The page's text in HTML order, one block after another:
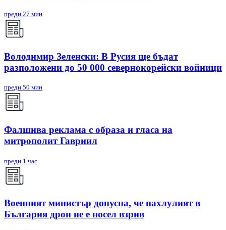
преди 27 мин
Володимир Зеленски: В Русия ще бъдат
разположени до 50 000 севернокорейски войници
преди 50 мин
Фалшива реклама с образа и гласа на
митрополит Гавриил
преди 1 час
Военният министър допусна, че нахлулият в
България дрон не е носел взрив